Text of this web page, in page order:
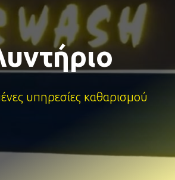
υπηρεσίες καθαρισμού